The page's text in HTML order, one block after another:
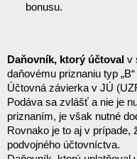
bonusu.
Daňovník, ktorý účtoval v
daňovému priznaniu typ „B“
Účtovná závierka v JÚ
Podáva sa zvlášť a nie je
priznaním, je však nutné
Rovnako je to aj v
podvojného účtovníctva.